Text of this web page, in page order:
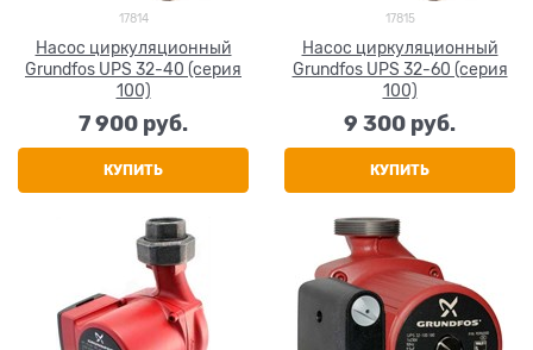
17814
Насос циркуляционный
Grundfos UPS 32-40 (серия
100)
7 900 руб.
КУПИТЬ
17815
Насос циркуляционный
Grundfos UPS 32-60 (серия
100)
9 300 руб.
КУПИТЬ